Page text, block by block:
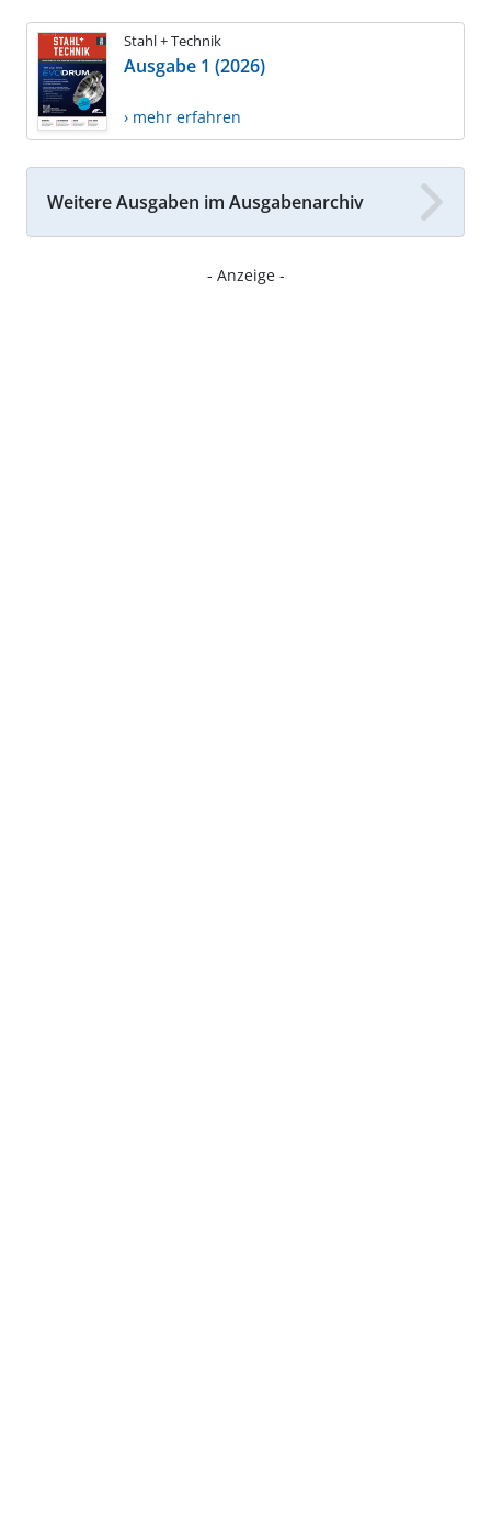
Stahl + Technik
Ausgabe 1 (2026)
› mehr erfahren
Weitere Ausgaben im Ausgabenarchiv
- Anzeige -